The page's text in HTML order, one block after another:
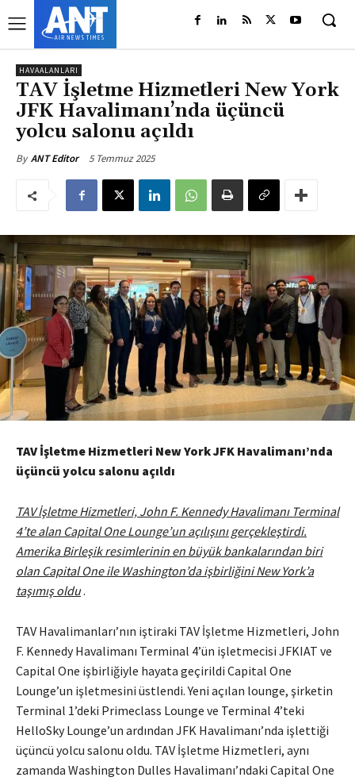
HAVAALANLARI
TAV İşletme Hizmetleri New York
JFK Havalimanı’nda üçüncü
yolcu salonu açıldı
By ANT Editor 5 Temmuz 2025
TAV İşletme Hizmetleri New York JFK Havalimanı’nda
üçüncü yolcu salonu açıldı
TAV İşletme Hizmetleri, John F. Kennedy Havalimanı Terminal
4’te alan Capital One Lounge’un açılışını gerçekleştirdi.
Amerika Birleşik resimlerinin en büyük bankalarından biri
olan Capital One ile Washington’da işbirliğini New York’a
taşımış oldu.
TAV Havalimanları’nın iştiraki TAV İşletme Hizmetleri, John
F. Kennedy Havalimanı Terminal 4’ün işletmecisi JFKIAT ve
Capital One işbirliğiyle hayata geçirildi Capital One
Lounge’un işletmesini üstlendi. Yeni açılan lounge, şirketin
Terminal 1’deki Primeclass Lounge ve Terminal 4’teki
HelloSky Lounge’un ardından JFK Havalimanı’nda işlettiği
üçüncü yolcu salonu oldu. TAV İşletme Hizmetleri, aynı
zamanda Washington Dulles Havalimanı’ndaki Capital One